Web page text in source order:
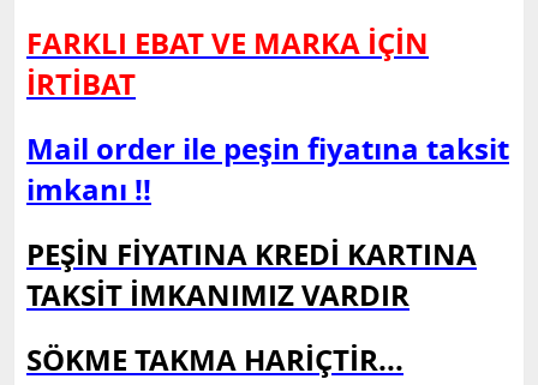
FARKLI EBAT VE MARKA İÇİN
İRTİBAT
Mail order ile peşin fiyatına taksit
imkanı !!
PEŞİN FİYATINA KREDİ KARTINA
TAKSİT İMKANIMIZ VARDIR
SÖKME TAKMA HARİÇTİR...